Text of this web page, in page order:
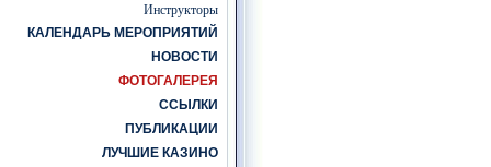
Инструкторы
КАЛЕНДАРЬ МЕРОПРИЯТИЙ
НОВОСТИ
ФОТОГАЛЕРЕЯ
ССЫЛКИ
ПУБЛИКАЦИИ
ЛУЧШИЕ КАЗИНО